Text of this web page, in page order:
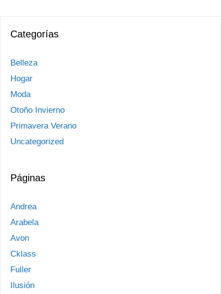
Categorías
Belleza
Hogar
Moda
Otoño Invierno
Primavera Verano
Uncategorized
Páginas
Andrea
Arabela
Avon
Cklass
Fuller
Ilusión